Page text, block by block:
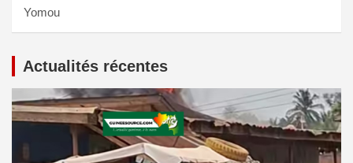
Yomou
Actualités récentes